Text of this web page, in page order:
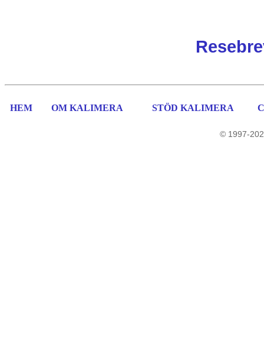
HEM OM KALIMERA STÖD KALIMERA
© 1997-